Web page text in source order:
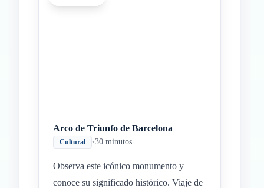
Arco de Triunfo de Barcelona
Cultural •30 minutos
Observa este icónico monumento y
conoce su significado histórico. Viaje de